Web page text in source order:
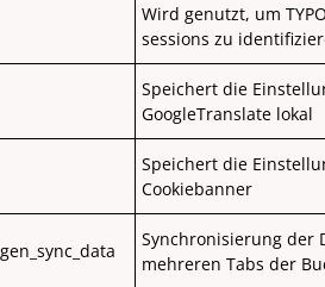
Wird genutzt, um
sessions zu
Speichert die
GoogleTranslate lokal
Speichert die
Cookiebanner
Synchronisierung der
mehreren Tabs der